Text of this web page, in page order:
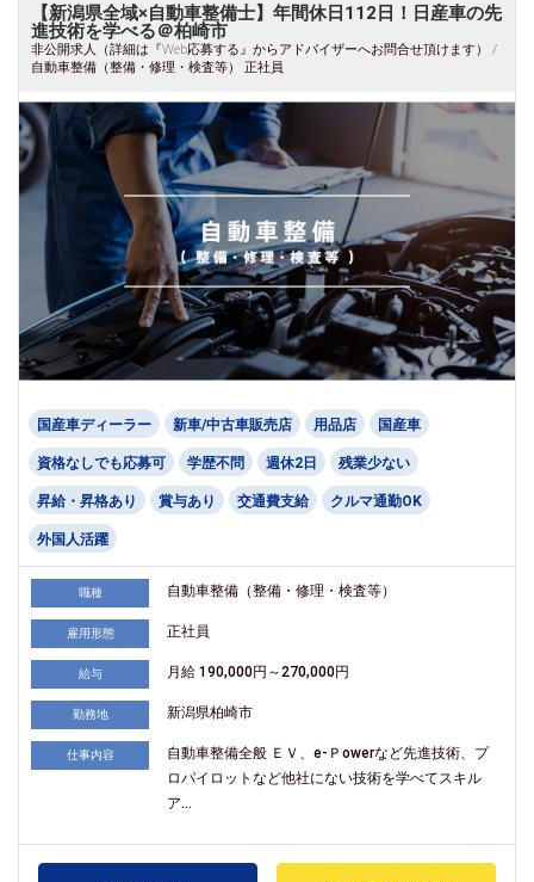
【新潟県全域×自動車整備士】年間休日112日！日産車の先
進技術を学べる＠柏崎市
非公開求人（詳細は『Web応募する』からアドバイザーへお問合せ頂けます） /
自動車整備（整備・修理・検査等） 正社員
国産車ディーラー 新車/中古車販売店 用品店 国産車
資格なしでも応募可 学歴不問 週休2日 残業少ない
昇給・昇格あり 賞与あり 交通費支給 クルマ通勤OK
外国人活躍
職種 自動車整備（整備・修理・検査等）
雇用形態 正社員
給与 月給 190,000円～270,000円
勤務地 新潟県柏崎市
仕事内容
自動車整備全般 ＥＶ、e-Ｐowerなど先進技術、プ
ロパイロットなど他社にない技術を学べてスキル
ア...